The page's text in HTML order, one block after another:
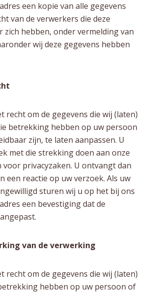
een kopie van alle gegevens
van de verwerkers die deze
zich hebben, onder vermelding van
wij deze gegevens hebben
recht om de gegevens die wij (laten)
betrekking hebben op uw persoon
zijn, te laten aanpassen. U
met die strekking doen aan onze
privacyzaken. U ontvangt dan
een reactie op uw verzoek. Als uw
sturen wij u op het bij ons
een bevestiging dat de
van de verwerking
recht om de gegevens die wij (laten)
hebben op uw persoon of